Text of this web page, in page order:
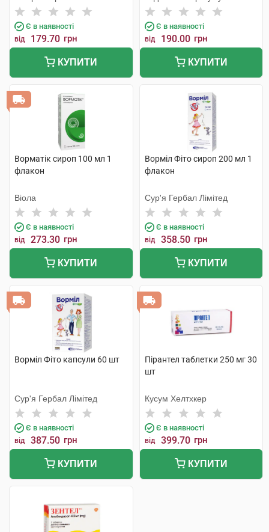
Пріват
Є в наявності
від 179.70 грн
КУПИТИ
Є в наявності
від 190.00 грн
КУПИТИ
Ворматік сироп 100 мл 1
флакон
Віола
Є в наявності
від 273.30 грн
КУПИТИ
Ворміл Фіто сироп 200 мл 1
флакон
Сур'я Гербал Лімітед
Є в наявності
від 358.50 грн
КУПИТИ
Ворміл Фіто капсули 60 шт
Сур'я Гербал Лімітед
Є в наявності
від 387.50 грн
КУПИТИ
Пірантел таблетки 250 мг 30
шт
Кусум Хелтхкер
Є в наявності
від 399.70 грн
КУПИТИ